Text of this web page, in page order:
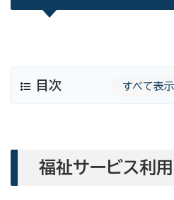
目次 すべて表
福祉サービス利